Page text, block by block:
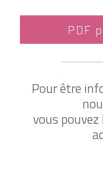
PDF
Pour être
vous